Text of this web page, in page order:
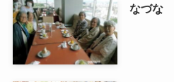
なづな